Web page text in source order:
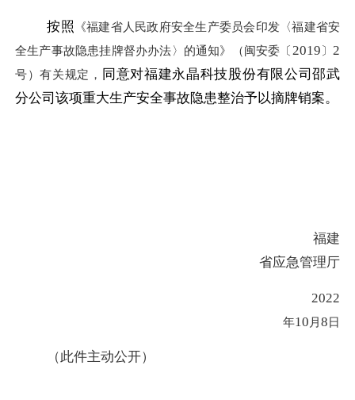
按照 《福建省人民政府安全生产委员会印发〈福建省安
全生产事故隐患挂牌督办办法〉的通知》（闽安委〔2019〕 2
号）有关规定，
同意对福建永晶科技股份有限公司邵武
分公司该项重大生产安全事故隐患整治予以摘牌销案。
福建
省应急管理厅
2022
年10 月8日
（此件主动公开）